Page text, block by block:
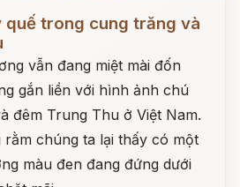
quế trong cung trăng và
vẫn đang miệt mài đốn
gắn liền với hình ảnh chú
đêm Trung Thu ở Việt Nam.
rằm chúng ta lại thấy có một
màu đen đang đứng dưới